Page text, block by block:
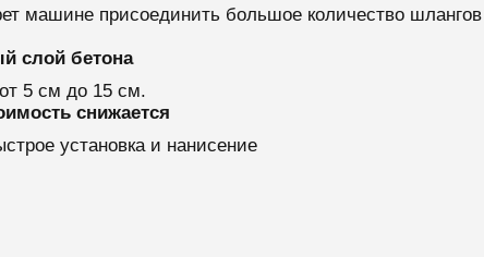
машине присоединить большое количество
слой бетона
5 см до 15 см.
снижается
установка и нанисение